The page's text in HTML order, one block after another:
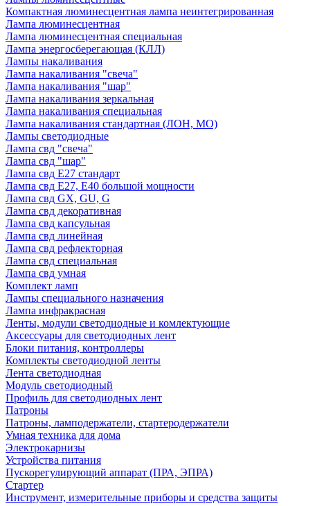
Компактная люминесцентная лампа неинтегрированная
Лампа люминесцентная
Лампа люминесцентная специальная
Лампа энергосберегающая (КЛЛ)
Лампы накаливания
Лампа накаливания "свеча"
Лампа накаливания "шар"
Лампа накаливания зеркальная
Лампа накаливания специальная
Лампа накаливания стандартная (ЛОН, МО)
Лампы светодиодные
Лампа свд "свеча"
Лампа свд "шар"
Лампа свд E27 стандарт
Лампа свд E27, Е40 большой мощности
Лампа свд GX, GU, G
Лампа свд декоративная
Лампа свд капсульная
Лампа свд линейная
Лампа свд рефлекторная
Лампа свд специальная
Лампа свд умная
Комплект ламп
Лампы специального назначения
Лампа инфракрасная
Ленты, модули светодиодные и комлектующие
Аксессуары для светодиодных лент
Блоки питания, контроллеры
Комплекты светодиодной ленты
Лента светодиодная
Модуль светодиодный
Профиль для светодиодных лент
Патроны
Патроны, ламподержатели, стартеродержатели
Умная техника для дома
Электрокарнизы
Устройства питания
Пускорегулирующий аппарат (ПРА, ЭПРА)
Стартер
Инструмент, измерительные приборы и средства защиты